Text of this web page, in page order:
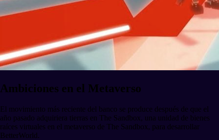
Ambiciones en el Metaverso
El movimiento más reciente del banco se produce después de que el
año pasado adquiriera tierras en The Sandbox, una unidad de bienes
raíces virtuales en el metaverso de The Sandbox, para desarrollar
BetterWorld.